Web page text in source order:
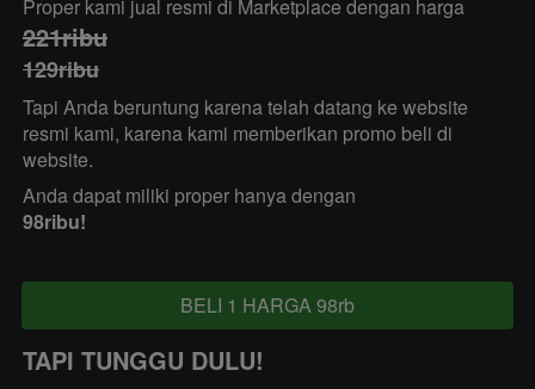
Proper kami jual resmi di Marketplace dengan harga
221ribu
129ribu
Tapi Anda beruntung karena telah datang ke website
resmi kami, karena kami memberikan promo beli di
website.
Anda dapat miliki proper hanya dengan
98ribu!
`BELI 1 HARGA 98rb
TAPI TUNGGU DULU!